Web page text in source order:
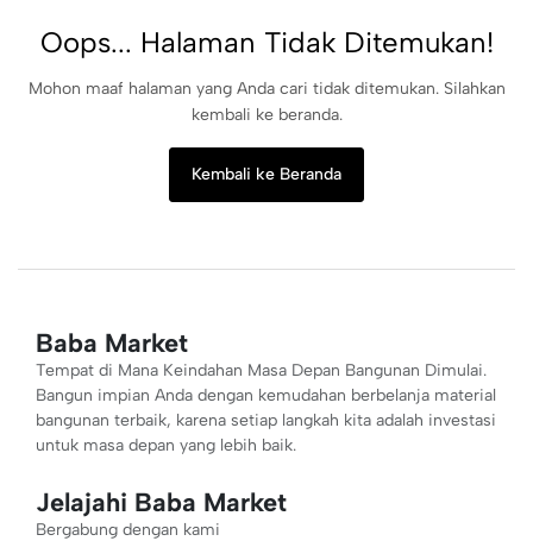
Oops... Halaman Tidak Ditemukan!
Mohon maaf halaman yang Anda cari tidak ditemukan. Silahkan
kembali ke beranda.
Kembali ke Beranda
Baba Market
Tempat di Mana Keindahan Masa Depan Bangunan Dimulai.
Bangun impian Anda dengan kemudahan berbelanja material
bangunan terbaik, karena setiap langkah kita adalah investasi
untuk masa depan yang lebih baik.
Jelajahi Baba Market
Bergabung dengan kami